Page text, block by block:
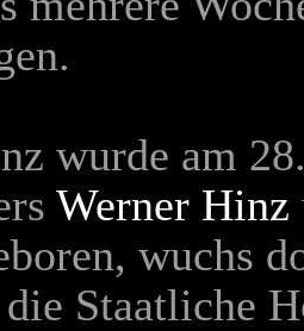
wurde am
Werner Hinz
wuchs
Staatliche